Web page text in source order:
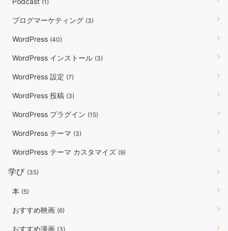
(1)
ブログマーケティング (3)
WordPress (40)
WordPress インストール (3)
WordPress 設定 (7)
WordPress 投稿 (3)
WordPress プラグイン (15)
WordPress テーマ (3)
WordPress テーマ カスタマイズ (9)
学び (35)
本 (5)
おすすめ映画 (6)
おすすめ漫画 (3)